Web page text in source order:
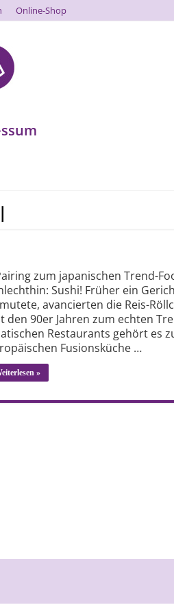
Online-Shop
zum japanischen Trend-
Sushi! Früher ein
avancierten die Reis-
den 90er Jahren zum echten
Restaurants gehört es
Fusionsküche …
»